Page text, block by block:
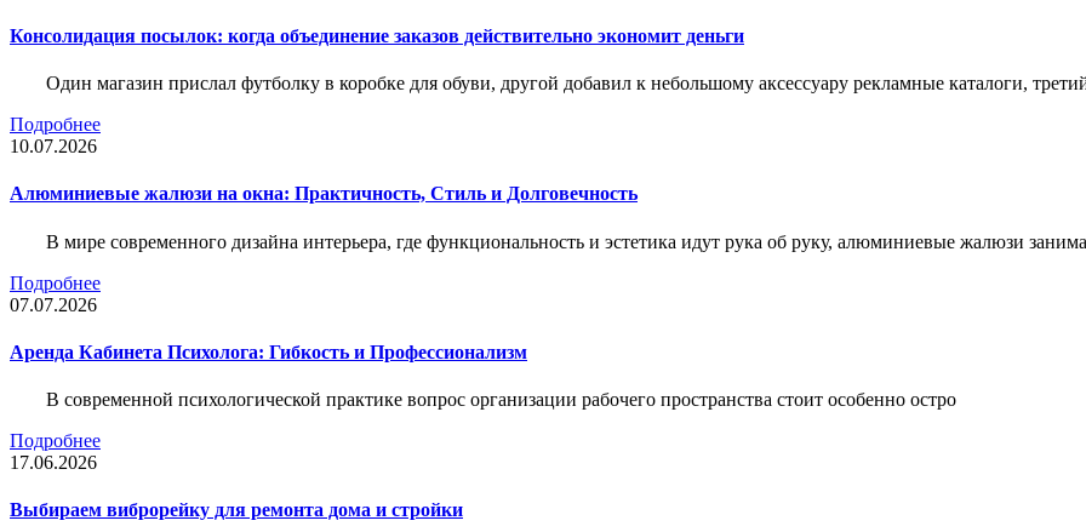
Консолидация посылок: когда объединение заказов действительно экономит деньги
Один магазин прислал футболку в коробке для обуви, другой добавил к небольшому аксессуару рекламные каталоги,
Подробнее
10.07.2026
Алюминиевые жалюзи на окна: Практичность, Стиль и Долговечность
В мире современного дизайна интерьера, где функциональность и эстетика идут рука об руку, алюминиевые жалюзи
Подробнее
07.07.2026
Аренда Кабинета Психолога: Гибкость и Профессионализм
В современной психологической практике вопрос организации рабочего пространства стоит особенно остро
Подробнее
17.06.2026
Выбираем виброрейку для ремонта дома и стройки